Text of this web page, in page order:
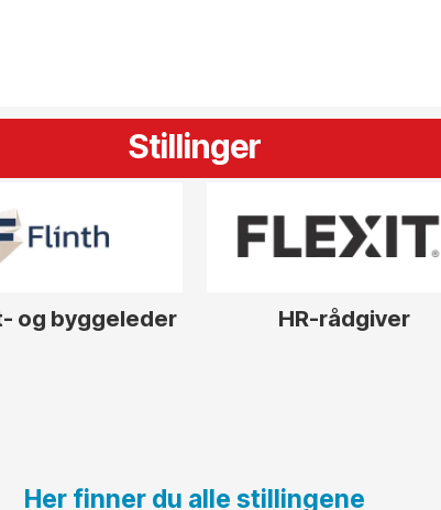
Stillinger
og byggeleder HR-rådgiver
Her finner du alle stillingene